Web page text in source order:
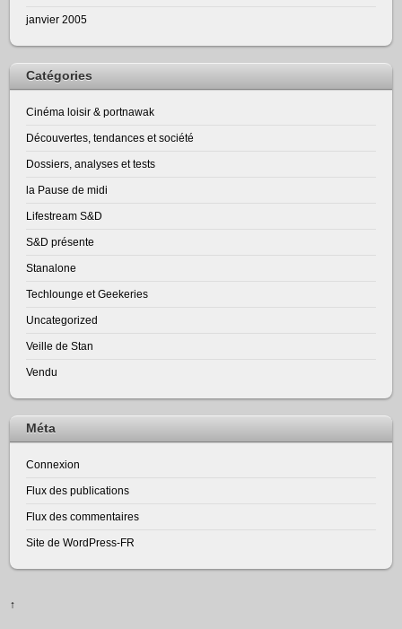
janvier 2005
Catégories
Cinéma loisir & portnawak
Découvertes, tendances et société
Dossiers, analyses et tests
la Pause de midi
Lifestream S&D
S&D présente
Stanalone
Techlounge et Geekeries
Uncategorized
Veille de Stan
Vendu
Méta
Connexion
Flux des publications
Flux des commentaires
Site de WordPress-FR
↑